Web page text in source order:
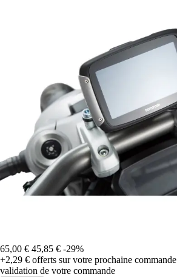
65,00 € 45,85 € -29%
+2,29 € offerts sur votre prochaine commande
validation de votre commande